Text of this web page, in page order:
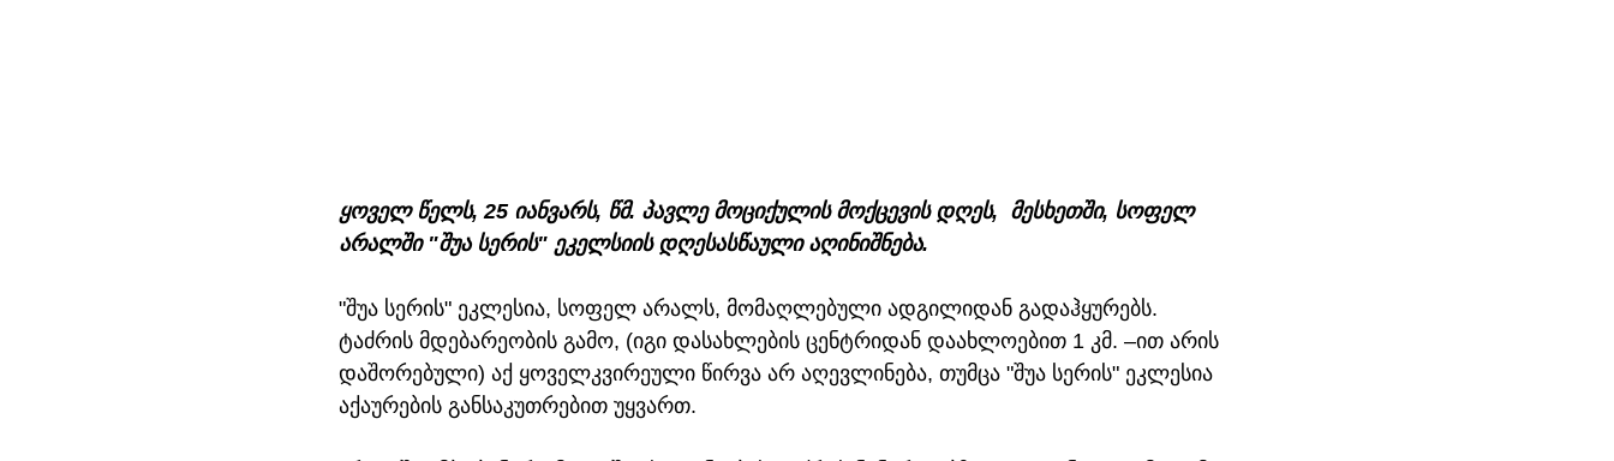
ყოველ წელს, 25 იანვარს, წმ. პავლე მოციქულის მოქცევის დღეს,  მესხეთში, სოფელ
არალში "შუა სერის" ეკელსიის დღესასწაული აღინიშნება.
"შუა სერის" ეკლესია, სოფელ არალს, მომაღლებული ადგილიდან გადაჰყურებს.
ტაძრის მდებარეობის გამო, (იგი დასახლების ცენტრიდან დაახლოებით 1 კმ. –ით არის
დაშორებული) აქ ყოველკვირეული წირვა არ აღევლინება, თუმცა "შუა სერის" ეკლესია
აქაურების განსაკუთრებით უყვართ.